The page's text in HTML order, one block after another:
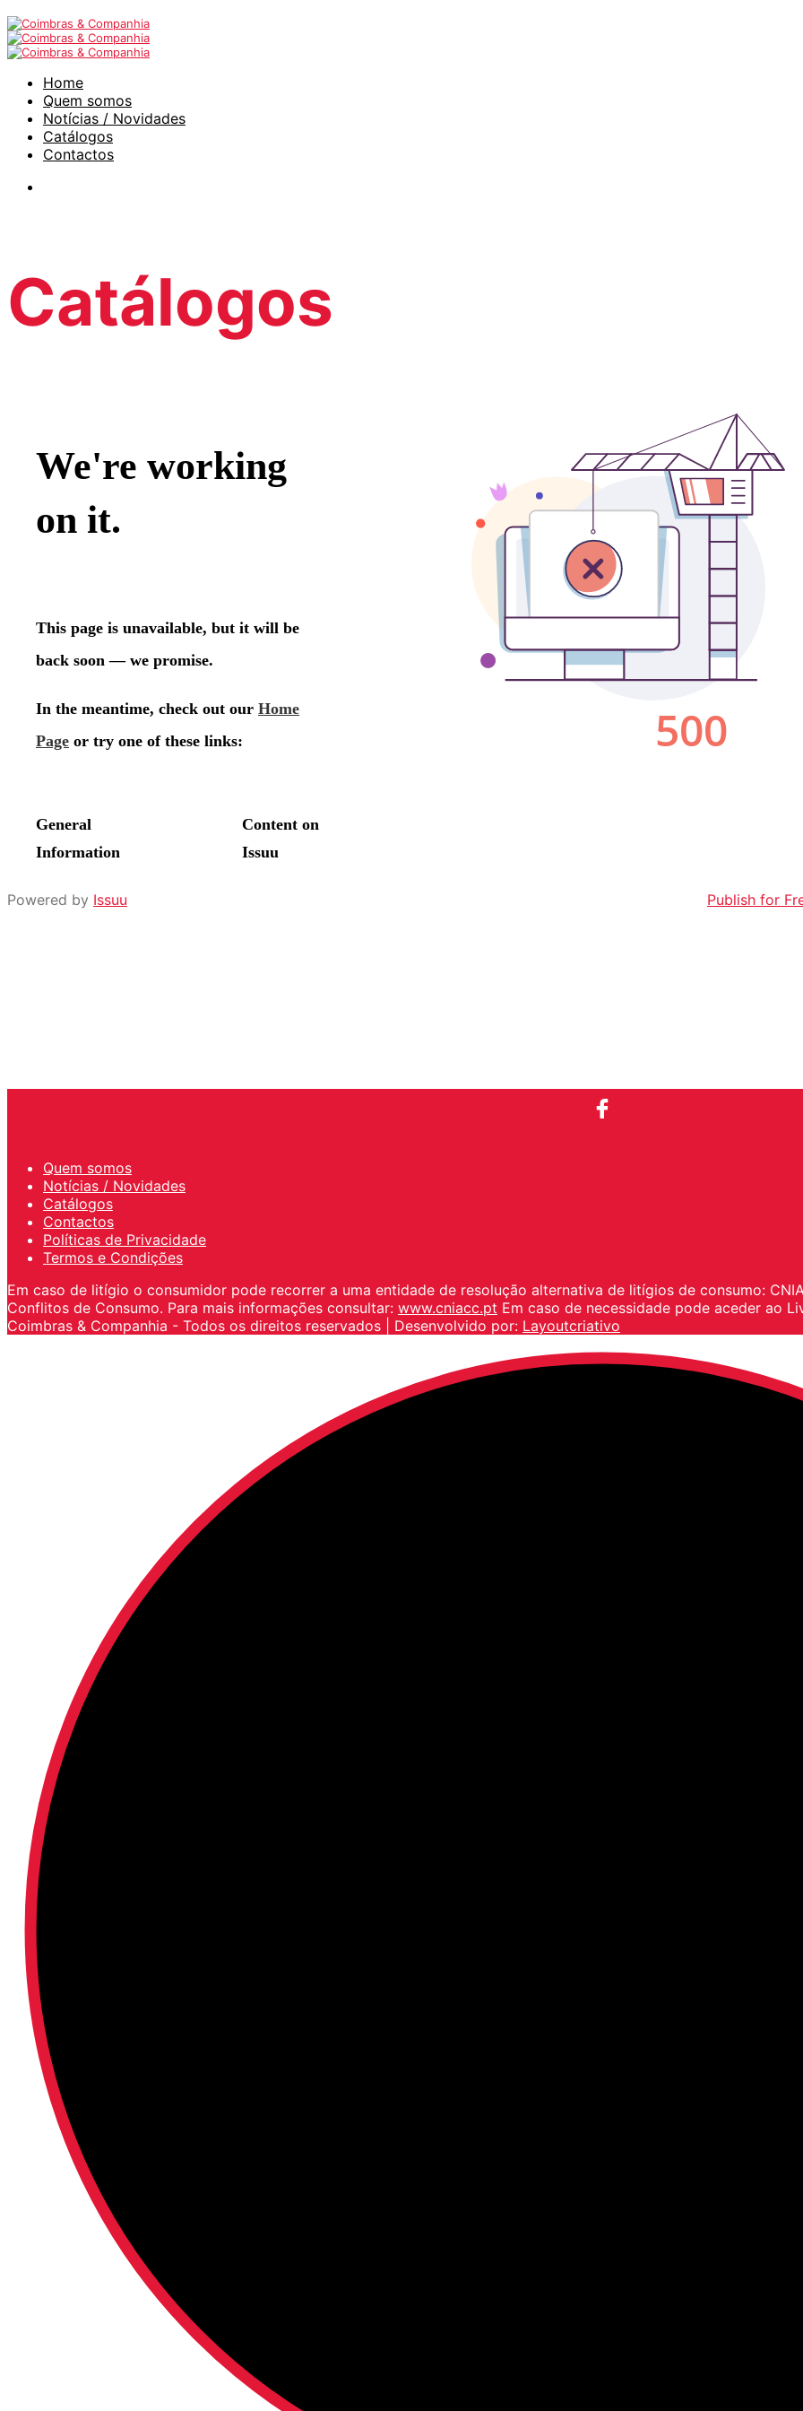
Home
Quem somos
Notícias / Novidades
Catálogos
Contactos
Catálogos
Powered by Issuu Publish for
Quem somos
Notícias / Novidades
Catálogos
Contactos
Políticas de Privacidade
Termos e Condições
Em caso de litígio o consumidor pode recorrer a uma entidade de resolução alternativa de litígios de consumo:
Conflitos de Consumo. Para mais informações consultar: www.cniacc.pt Em caso de necessidade pode aceder ao
Coimbras & Companhia - Todos os direitos reservados | Desenvolvido por: Layoutcriativo